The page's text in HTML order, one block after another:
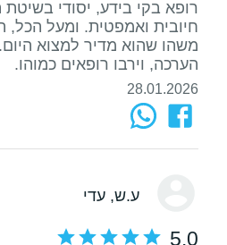
רופא בקי בידע, יסודי
חיובית ואמפטית. ומעל הכל,
משהו שהוא מדיר למצוא היום.
הערכה, וירבו רופאים כמוהו.
28.01.2026
ע.ש, עדי
5.0